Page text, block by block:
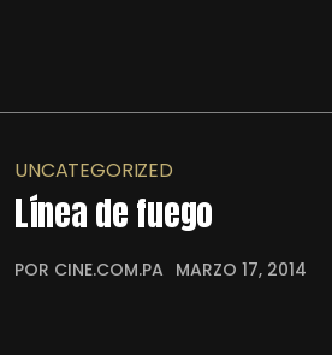
UNCATEGORIZED
Línea de fuego
POR CINE.COM.PA MARZO 17, 2014